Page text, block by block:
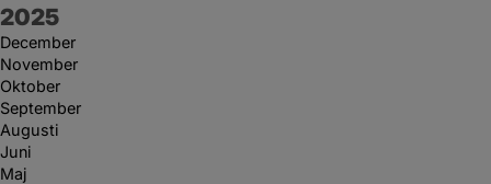
År:
2025
December
November
Oktober
September
Augusti
Juni
Maj